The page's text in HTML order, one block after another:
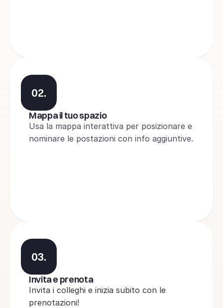
02.
Mappa il tuo spazio
Usa la mappa interattiva per posizionare e
nominare le postazioni con info aggiuntive.
03.
Invita e prenota
Invita i colleghi e inizia subito con le
prenotazioni!